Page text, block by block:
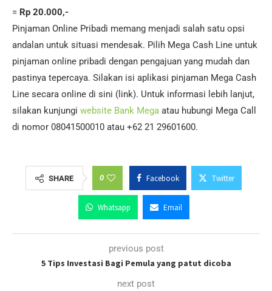
= Rp 20.000,-
Pinjaman Online Pribadi memang menjadi salah satu opsi
andalan untuk situasi mendesak. Pilih Mega Cash Line untuk
pinjaman online pribadi dengan pengajuan yang mudah dan
pastinya tepercaya. Silakan isi aplikasi pinjaman Mega Cash
Line secara online di sini (link). Untuk informasi lebih lanjut,
silakan kunjungi website Bank Mega atau hubungi Mega Call
di nomor 08041500010 atau +62 21 29601600.
SHARE 0 Facebook Twitter
Whatsapp Email
previous post
5 Tips Investasi Bagi Pemula yang patut dicoba
next post